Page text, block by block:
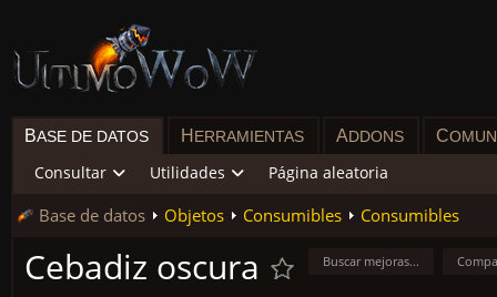
BASE DE DATOS H ERRAMIENTAS ADDONS C
Consultar Utilidades Página aleatoria
Base de datos Objetos Consumibles Consumibles
Buscar mejoras...
Cebadiz oscura